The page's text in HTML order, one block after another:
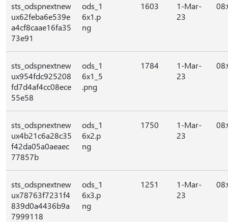
sts_odspnextnew
ux62feba6e539e
a4cf8caae16fa35
73e91
ods_1
6x1.p
ng
1603
1-Mar-
23
sts_odspnextnew
ux954fdc925208
fd7d4af4cc08ece
55e58
ods_1
6x1_5
.png
1784
1-Mar-
23
sts_odspnextnew
ux4b21c6a28c35
f42da05a0aeaec
77857b
ods_1
6x2.p
ng
1750
1-Mar-
23
sts_odspnextnew
ux78763f7231f4
839d0a4436b9a
7999118
ods_1
6x3.p
ng
1251
1-Mar-
23